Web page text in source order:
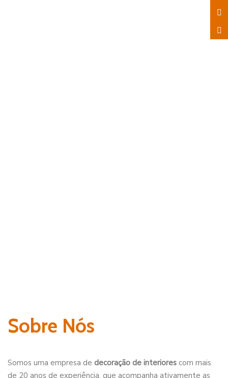
Sobre Nós
Somos uma empresa de decoração de interiores com mais
de 20 anos de experiência, que acompanha ativamente as